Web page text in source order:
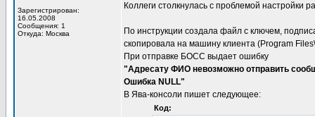
Зарегистрирован:
16.05.2008
Сообщения: 1
Откуда: Москва
Коллеги столкнулась с проблемой настройки
По инструкции создала файл с ключем,
скопировала на машину клиента (Program
При отправке БОСС выдает ошибку
"Адресату ФИО невозможно отправить
Ошибка NULL"
В Ява-консоли пишет следующее:
Код: